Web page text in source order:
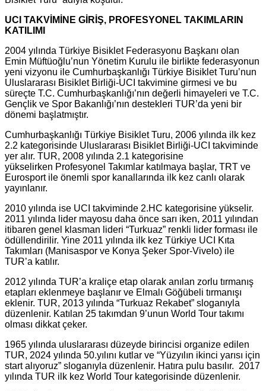
UCI TAKVİMİNE GİRİŞ, PROFESYONEL TAKIMLARIN
KATILIMI
2004 yılında Türkiye Bisiklet Federasyonu Başkanı olan
Emin Müftüoğlu’nun Yönetim Kurulu ile birlikte federasyonun
yeni vizyonu ile Cumhurbaşkanlığı Türkiye Bisiklet Turu’nun
Uluslararası Bisiklet Birliği-UCI takvimine girmesi ve bu
süreçte T.C. Cumhurbaşkanlığı’nın değerli himayeleri ve T.C.
Gençlik ve Spor Bakanlığı’nın destekleri TUR’da yeni bir
dönemi başlatmıştır.
Cumhurbaşkanlığı Türkiye Bisiklet Turu, 2006 yılında ilk kez
2.2 kategorisinde Uluslararası Bisiklet Birliği-UCI takviminde
yer alır. TUR, 2008 yılında 2.1 kategorisine
yükselirken Profesyonel Takımlar katılmaya başlar, TRT ve
Eurosport ile önemli spor kanallarında ilk kez canlı olarak
yayınlanır.
2010 yılında ise UCI takviminde 2.HC kategorisine yükselir.
2011 yılında lider mayosu daha önce sarı iken, 2011 yılından
itibaren genel klasman lideri “Turkuaz” renkli lider forması ile
ödüllendirilir. Yine 2011 yılında ilk kez Türkiye UCI Kıta
Takımları (Manisaspor ve Konya Şeker Spor-Vivelo) ile
TUR’a katılır.
2012 yılında TUR’a kraliçe etap olarak anılan zorlu tırmanış
etapları eklenmeye başlanır ve Elmalı Göğübeli tırmanışı
eklenir. TUR, 2013 yılında “Turkuaz Rekabet” sloganıyla
düzenlenir. Katılan 25 takımdan 9’unun World Tour takımı
olması dikkat çeker.
1965 yılında uluslararası düzeyde birincisi organize edilen
TUR, 2024 yılında 50.yılını kutlar ve “Yüzyılın ikinci yarısı için
start alıyoruz” sloganıyla düzenlenir. Hatıra pulu basılır. 2017
yılında TUR ilk kez World Tour kategorisinde düzenlenir.